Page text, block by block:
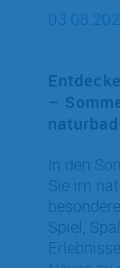
–
In den
Sie im
Spiel,